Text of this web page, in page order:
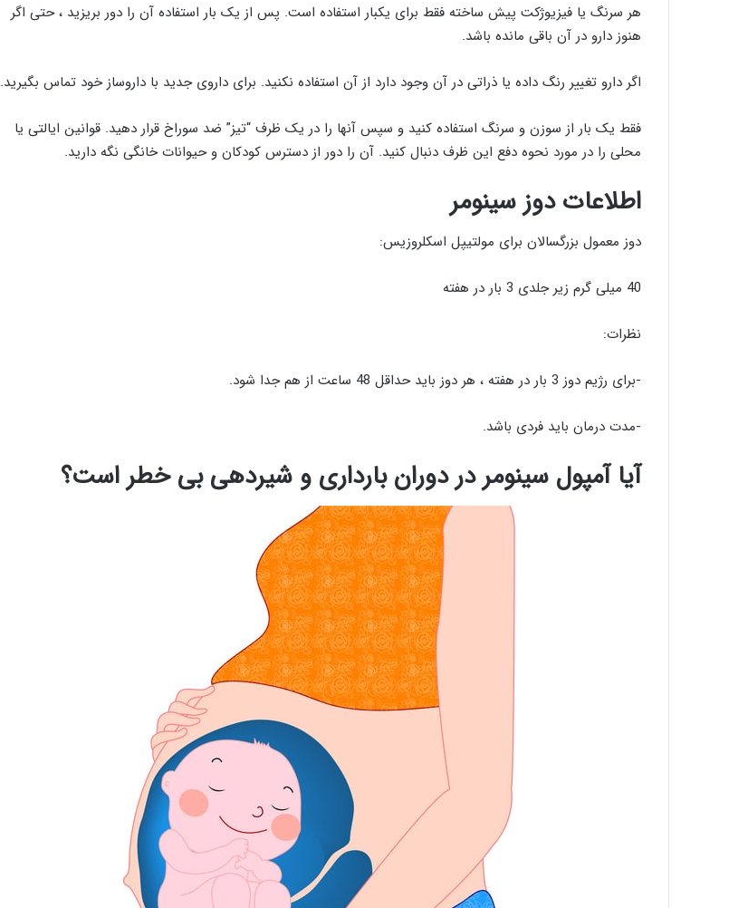
هر سرنگ یا فیزیوژکت پیش ساخته فقط برای یکبار استفاده است. پس از یک بار استفاده آن را دور بریزید ، حتی اگر
هنوز دارو در آن باقی مانده باشد.
اگر دارو تغییر رنگ داده یا ذراتی در آن وجود دارد از آن استفاده نکنید. برای داروی جدید با داروساز خود تماس بگیرید.
فقط یک بار از سوزن و سرنگ استفاده کنید و سپس آنها را در یک ظرف “تیز” ضد سوراخ قرار دهید. قوانین ایالتی یا
محلی را در مورد نحوه دفع این ظرف دنبال کنید. آن را دور از دسترس کودکان و حیوانات خانگی نگه دارید.
اطلاعات دوز سینومر
دوز معمول بزرگسالان برای مولتیپل اسکلروزیس:
40 میلی گرم زیر جلدی 3 بار در هفته
نظرات:
-برای رژیم دوز 3 بار در هفته ، هر دوز باید حداقل 48 ساعت از هم جدا شود.
-مدت درمان باید فردی باشد.
آیا آمپول سینومر در دوران بارداری و شیردهی بی خطر است؟